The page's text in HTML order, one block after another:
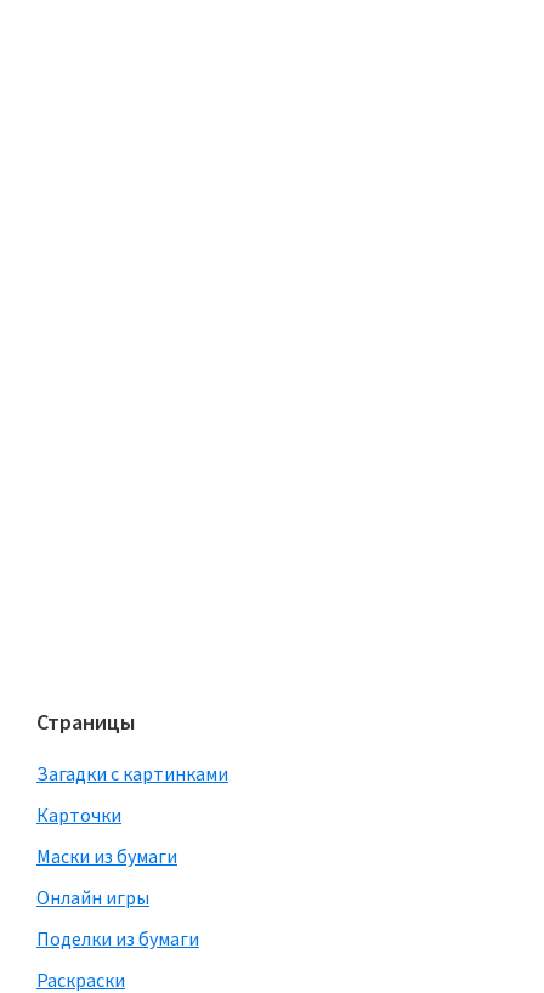
Страницы
Загадки с картинками
Карточки
Маски из бумаги
Онлайн игры
Поделки из бумаги
Раскраски